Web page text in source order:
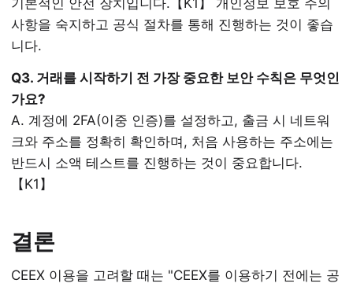
기본적인 안전 장치입니다.【K1】 개인정보 보호 주의
사항을 숙지하고 공식 절차를 통해 진행하는 것이 좋습
니다.
Q3. 거래를 시작하기 전 가장 중요한 보안 수칙은 무엇인
가요?
A. 계정에 2FA(이중 인증)를 설정하고, 출금 시 네트워
크와 주소를 정확히 확인하며, 처음 사용하는 주소에는
반드시 소액 테스트를 진행하는 것이 중요합니다.
【K1】
결론
CEEX 이용을 고려할 때는 "CEEX를 이용하기 전에는 공